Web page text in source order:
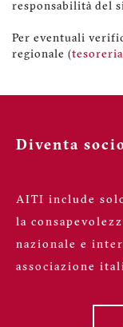
responsabilità del
Per eventuali
regionale (
Diventa
AITI include
la
nazionale e
associazione